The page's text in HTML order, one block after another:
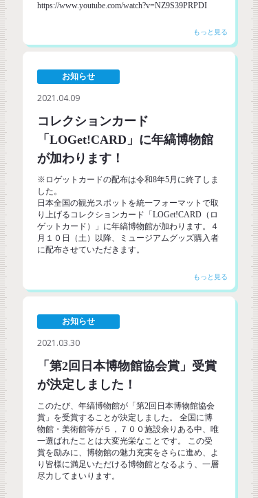
https://www.youtube.com/watch?v=NZ9S39PRPDI
お知らせ
2021.04.09
コレクションカード
「LOGet!CARD」に年縞博物館
が加わります！
※ロゲットカードの配布は令和8年5月に終了しま
した。
日本全国の観光スポットを統一フォーマットで取
り上げるコレクションカード「LOGet!CARD（ロ
ゲットカード）」に年縞博物館が加わります。４
月１０日（土）以降、ミュージアムグッズ購入者
に配布させていただきます。
お知らせ
2021.03.30
「第2回日本博物館協会賞」受賞
が決定しました！
このたび、年縞博物館が「第2回日本博物館協会
賞」を受賞することが決定しました。 全国に博
物館・美術館等が５，７００施設余りある中、唯
一選ばれたことは大変光栄なことです。 この受
賞を励みに、博物館の魅力充実をさらに進め、よ
り皆様に満足いただける博物館となるよう、一層
尽力してまいります。